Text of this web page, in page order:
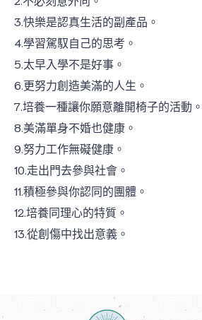
3.快樂是認真生活的副產品。
4.學習駕馭自己的思考。
5.太早入學不是好事。
6.更努力創造美滿的人生。
7.培養一種讓你願意離開椅子的活動。
8.美滿單身不婚也健康。
9.努力工作無礙健康。
10.走出門去參與社會。
11.積極參與你認同的團體。
12.培養同理心的特質。
13.從創傷中找出意義。